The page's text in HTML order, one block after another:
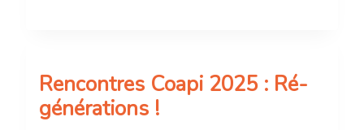
Rencontres Coapi 2025 : Ré-
générations !